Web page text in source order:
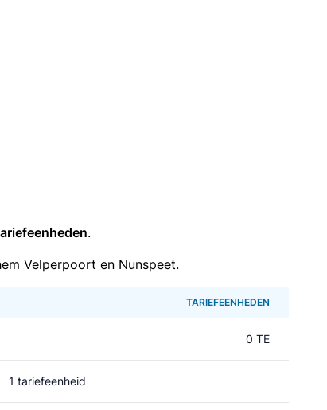
.
Velperpoort en Nunspeet.
TARIEFEENHEDEN
0 TE
1 tariefeenheid